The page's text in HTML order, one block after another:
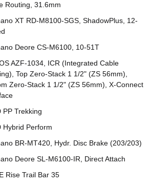
Routing, 31.6mm
XT RD-M8100-SGS, ShadowPlus, 12-
Deore CS-M6100, 10-51T
AZF-1034, ICR (Integrated Cable
Top Zero-Stack 1 1/2" (ZS 56mm),
Zero-Stack 1 1/2" (ZS 56mm), X-Connect
PP Trekking
Hybrid Perform
BR-MT420, Hydr. Disc Brake (203/203)
Deore SL-M6100-IR, Direct Attach
Rise Trail Bar 35